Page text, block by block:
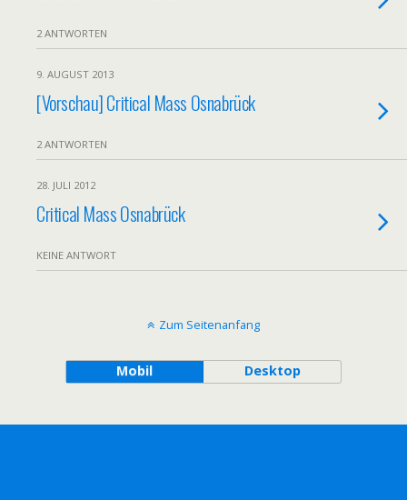
2 ANTWORTEN
9. AUGUST 2013
[Vorschau] Critical Mass Osnabrück
2 ANTWORTEN
28. JULI 2012
Critical Mass Osnabrück
KEINE ANTWORT
Zum Seitenanfang
Mobil Desktop